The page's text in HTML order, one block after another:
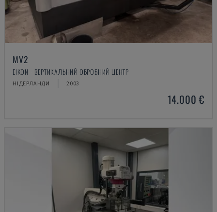
MV2
EIKON - ВЕРТИКАЛЬНИЙ ОБРОБНИЙ ЦЕНТР
НІДЕРЛАНДИ 2003
14.000 €